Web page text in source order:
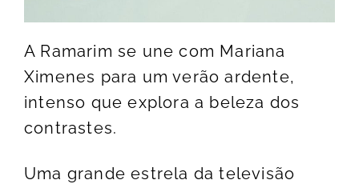
A Ramarim se une com Mariana
Ximenes para um verão ardente,
intenso que explora a beleza dos
contrastes.
Uma grande estrela da televisão